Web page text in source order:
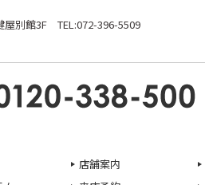
別館3F TEL:072-396-5509
店舗案内